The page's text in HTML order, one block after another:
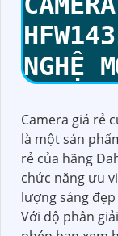
NGHỆ
Camera giá rẻ
là một sản
rẻ của hãng
chức năng ưu
lượng sáng
Với độ phân